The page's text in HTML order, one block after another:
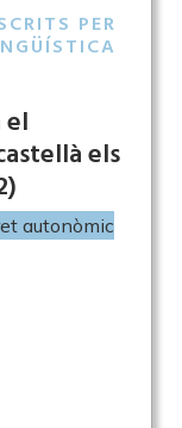
PER
el
els
autonòmic